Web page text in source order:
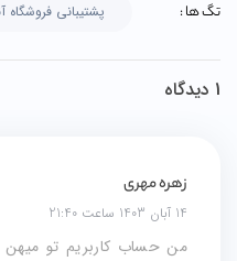
تگ ها : پشتیبانی فروشگاه
1 دیدگاه
زهره مهری
14 آبان 1403 ساعت 21:40
من حساب کاربریم تو میهن